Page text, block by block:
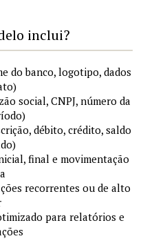
inclui?
do banco, logotipo, dados
social, CNPJ, número da
débito, crédito, saldo
final e movimentação
recorrentes ou de alto
para relatórios e